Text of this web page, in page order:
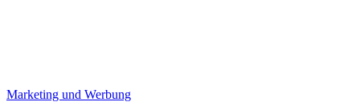
Marketing und Werbung